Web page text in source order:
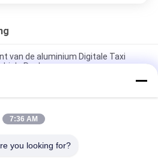
van de aluminium Digitale Taxi
Reclame
Draadloze de Controle
Draadloze Controle met
7:36 AM
you looking for?